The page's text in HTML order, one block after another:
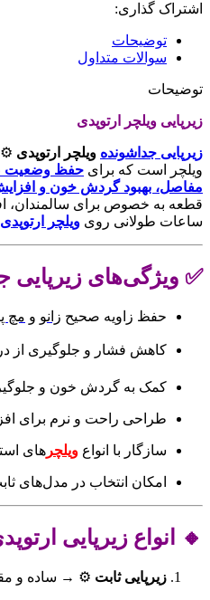
اشتراک گذاری:
توضیحات
سوالات متداول
توضیحات
زیرپایی ویلچر ارتوپدی
زیرپایی جداشونده ویلچر ارتوپدی ⚙️
ویلچر است که برای حفظ وضعیت
مفاصل، بهبود گردش خون و
قطعه به خصوص برای سالمندان،
ساعات طولانی روی ویلچر ارتوپدی
✅ ویژگی‌های زیرپایی
حفظ زاویه صحیح زانو و مچ
کاهش فشار و جلوگیری از
کمک به گردش خون و
طراحی راحت و نرم برای
سازگار با انواع ویلچر های
امکان انتخاب در مدل‌های
🔸 انواع زیرپایی
زیرپایی ثابت ⚙️ → ساده و